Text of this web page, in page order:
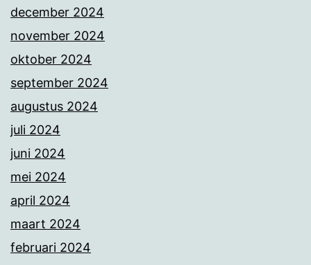
december 2024
november 2024
oktober 2024
september 2024
augustus 2024
juli 2024
juni 2024
mei 2024
april 2024
maart 2024
februari 2024